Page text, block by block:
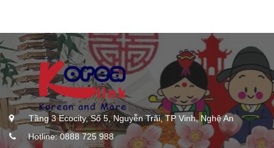
Tầng 3 Ecocity, Số 5, Nguyễn Trãi, TP Vinh, Nghệ An
Hotline: 0888 725 988